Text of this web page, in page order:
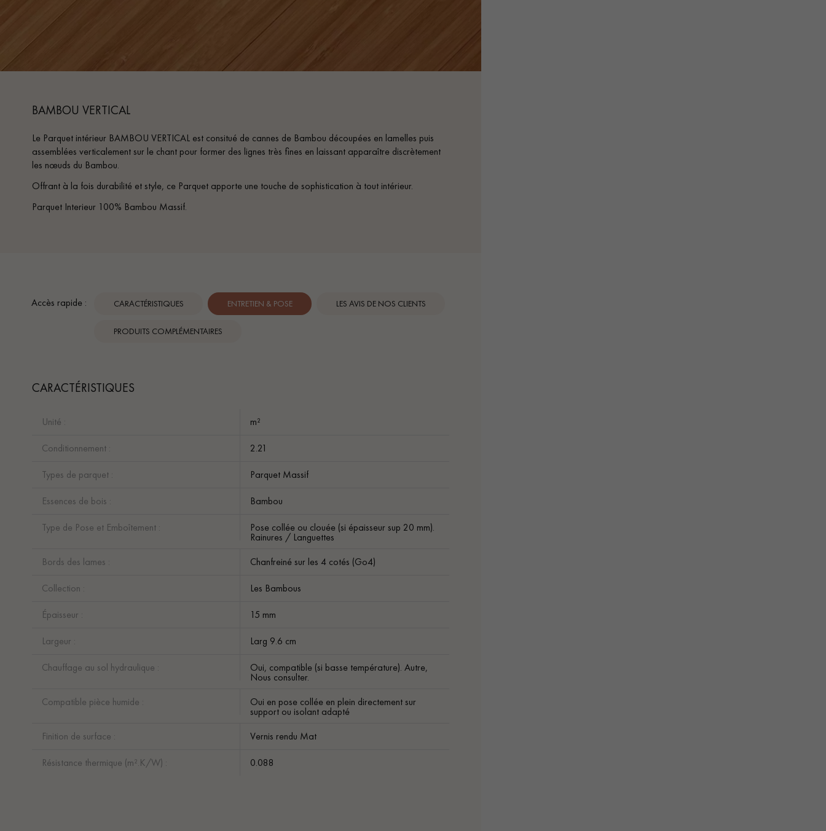
BAMBOU VERTICAL
Le Parquet intérieur BAMBOU VERTICAL est consitué de cannes de Bambou découpées en lamelles puis
assemblées verticalement sur le chant pour former des lignes très fines en laissant apparaître discrètement
les nœuds du Bambou.
Offrant à la fois durabilité et style, ce Parquet apporte une touche de sophistication à tout intérieur.
Parquet Interieur 100% Bambou Massif.
Accès rapide : CARACTÉRISTIQUES ENTRETIEN & POSE LES AVIS DE NOS CLIENTS
PRODUITS COMPLÉMENTAIRES
CARACTÉRISTIQUES
Unité : m²
Conditionnement : 2.21
Types de parquet : Parquet Massif
Essences de bois : Bambou
Type de Pose et Emboîtement : Pose collée ou clouée (si épaisseur sup 20 mm).
Rainures / Languettes
Bords des lames :
Chanfreiné sur les 4 cotés (Go4)
Collection : Les Bambous
Épaisseur : 15 mm
Largeur : Larg 9.6 cm
Chauffage au sol hydraulique : Oui, compatible (si basse température). Autre,
Nous consulter.
Compatible pièce humide :
Oui en pose collée en plein directement sur
support ou isolant adapté
Finition de surface :
Vernis rendu Mat
Résistance thermique (m².K/W) : 0.088